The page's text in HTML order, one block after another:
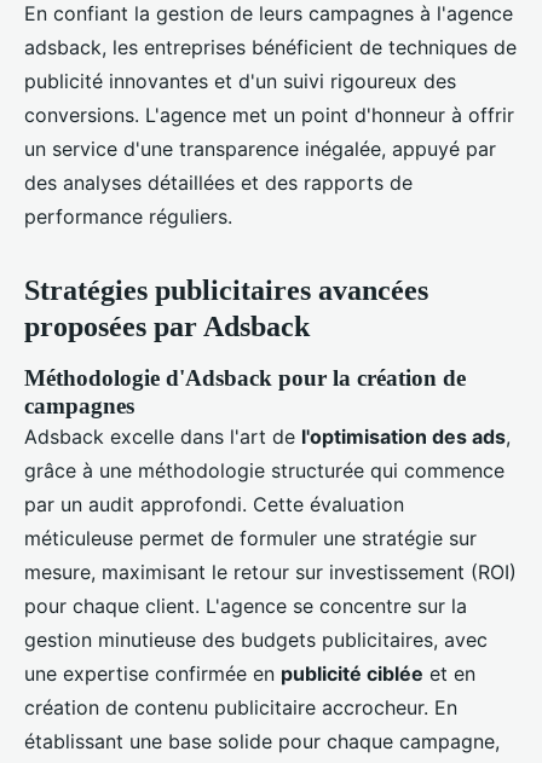
En confiant la gestion de leurs campagnes à l'agence
adsback, les entreprises bénéficient de techniques de
publicité innovantes et d'un suivi rigoureux des
conversions. L'agence met un point d'honneur à offrir
un service d'une transparence inégalée, appuyé par
des analyses détaillées et des rapports de
performance réguliers.
Stratégies publicitaires avancées
proposées par Adsback
Méthodologie d'Adsback pour la création de
campagnes
Adsback excelle dans l'art de l'optimisation des ads,
grâce à une méthodologie structurée qui commence
par un audit approfondi. Cette évaluation
méticuleuse permet de formuler une stratégie sur
mesure, maximisant le retour sur investissement (ROI)
pour chaque client. L'agence se concentre sur la
gestion minutieuse des budgets publicitaires, avec
une expertise confirmée en publicité ciblée et en
création de contenu publicitaire accrocheur. En
établissant une base solide pour chaque campagne,